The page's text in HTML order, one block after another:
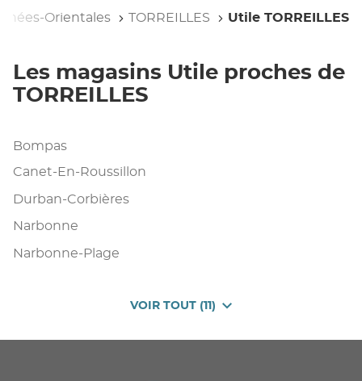
Orientales TORREILLES Utile TORREILLES
Les magasins Utile proches de
TORREILLES
Bompas
Canet-En-Roussillon
Durban-Corbières
Narbonne
Narbonne-Plage
VOIR TOUT (11)
DE
DE